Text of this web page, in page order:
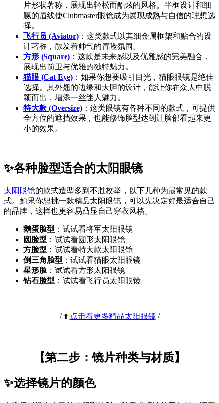
片形状著称，展现出轻松而酷炫的风格。半框设计和细
腻的眉线使Clubmaster眼镜成为展现成熟与自信的理想选
择。
飞行员 (Aviator) ：这类款式以其细金属框架和贴合的设
计著称，散发着帅气的冒险氛围。
方形 (Square) ：这款是未来感以及优雅感的完美融合，
展现出前卫与优雅的独特魅力。
猫眼 (Cat Eye) ：如果你想要吸引目光，猫眼眼镜是绝佳
选择。其外翘的边缘和大胆的设计，能让你在众人中脱
颖而出，增添一丝迷人魅力。
特大款 (Oversize) ：这类眼镜有各种不同的款式，可提供
全方位的遮挡效果，也能修饰脸型达到让脸部看起来更
小的效果。
✨各种脸型适合的太阳眼镜
太阳眼镜的款式造型多到不胜枚举，以下几种为最常见的款
式。如果你想挑一款精品太阳眼镜，可以先决定好最适合自己
的品牌，这样也更容易凸显自己穿衣风格。
鹅蛋脸型 ：试试看将军太阳眼镜
圆脸型 ：试试看圆形太阳眼镜
方脸型 ：试试看特大款太阳眼镜
倒三角脸型 ：试试看猫眼太阳眼镜
星形脸：试试看方形太阳眼镜
钻石脸型 ：试试看飞行员太阳眼镜
/ ⬆️ 点击看更多精品太阳眼镜/
【第二步：镜片种类与材质】
✨选择镜片的颜色